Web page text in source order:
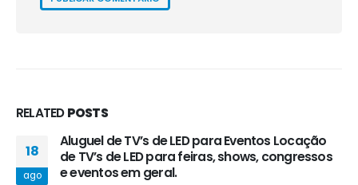
RELATEDPOSTS
18
ago
Aluguel de TV’s de LED para Eventos Locação
de TV’s de LED para feiras, shows, congressos
e eventos em geral.